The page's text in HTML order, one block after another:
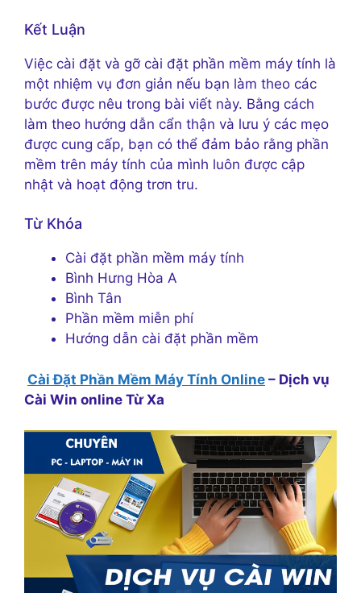
Kết Luận
Việc cài đặt và gỡ cài đặt phần mềm máy tính là
một nhiệm vụ đơn giản nếu bạn làm theo các
bước được nêu trong bài viết này. Bằng cách
làm theo hướng dẫn cẩn thận và lưu ý các mẹo
được cung cấp, bạn có thể đảm bảo rằng phần
mềm trên máy tính của mình luôn được cập
nhật và hoạt động trơn tru.
Từ Khóa
Cài đặt phần mềm máy tính
Bình Hưng Hòa A
Bình Tân
Phần mềm miễn phí
Hướng dẫn cài đặt phần mềm
Cài Đặt Phần Mềm Máy Tính Online – Dịch vụ
Cài Win online Từ Xa